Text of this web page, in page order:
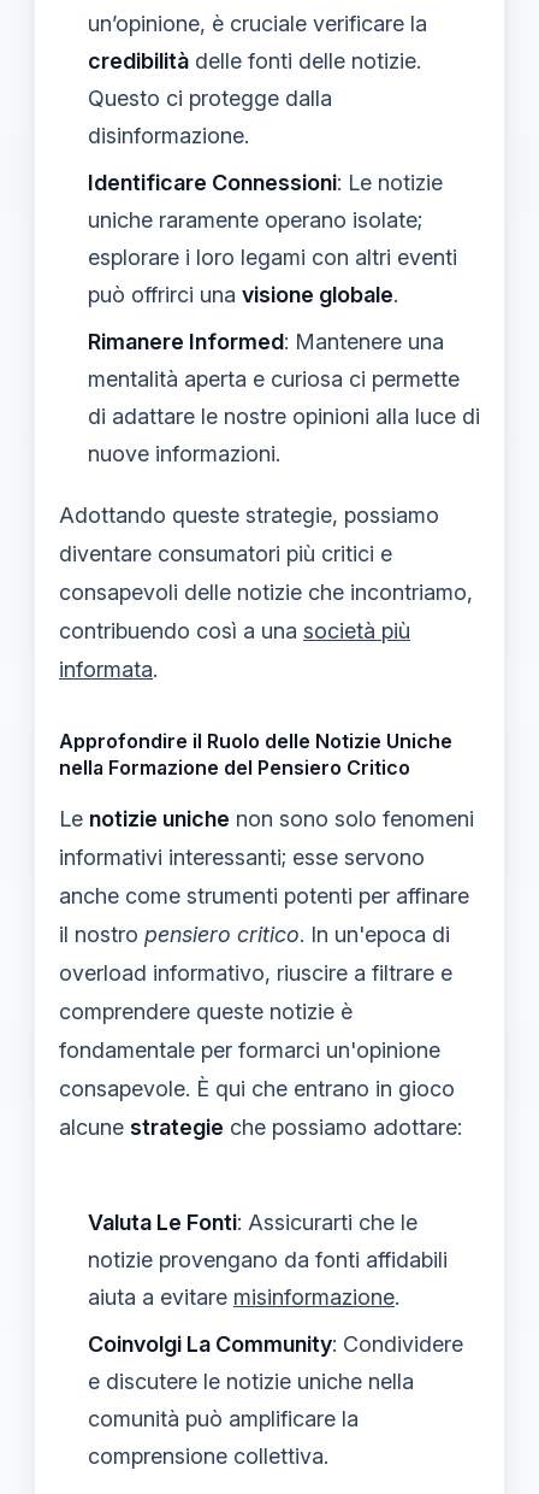
un’opinione, è cruciale verificare la
credibilità delle fonti delle notizie.
Questo ci protegge dalla
disinformazione.
Identificare Connessioni: Le notizie
uniche raramente operano isolate;
esplorare i loro legami con altri eventi
può offrirci una visione globale.
Rimanere Informed: Mantenere una
mentalità aperta e curiosa ci permette
di adattare le nostre opinioni alla luce di
nuove informazioni.
Adottando queste strategie, possiamo
diventare consumatori più critici e
consapevoli delle notizie che incontriamo,
contribuendo così a una società più
informata.
Approfondire il Ruolo delle Notizie Uniche
nella Formazione del Pensiero Critico
Le notizie uniche non sono solo fenomeni
informativi interessanti; esse servono
anche come strumenti potenti per affinare
il nostro pensiero critico. In un'epoca di
overload informativo, riuscire a filtrare e
comprendere queste notizie è
fondamentale per formarci un'opinione
consapevole. È qui che entrano in gioco
alcune strategie che possiamo adottare:
Valuta Le Fonti: Assicurarti che le
notizie provengano da fonti affidabili
aiuta a evitare misinformazione.
Coinvolgi La Community: Condividere
e discutere le notizie uniche nella
comunità può amplificare la
comprensione collettiva.